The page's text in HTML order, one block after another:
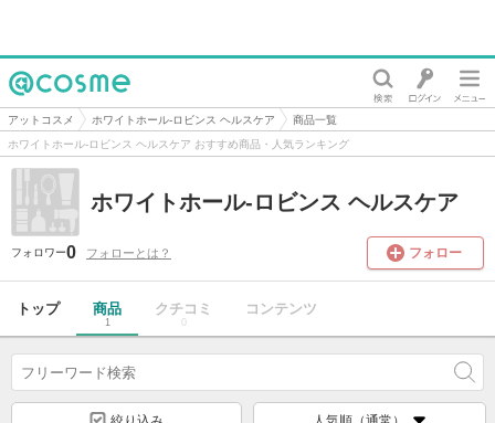
@cosme
アットコスメ ホワイトホール-ロビンス ヘルスケア
商品一覧
ホワイトホール-ロビンス ヘルスケア おすすめ商品・人気ランキング
ホワイトホール-ロビンス ヘルスケア
フォロワー0 フォローとは？ フォロー
トップ 商品
1
クチコミ
0
コンテンツ